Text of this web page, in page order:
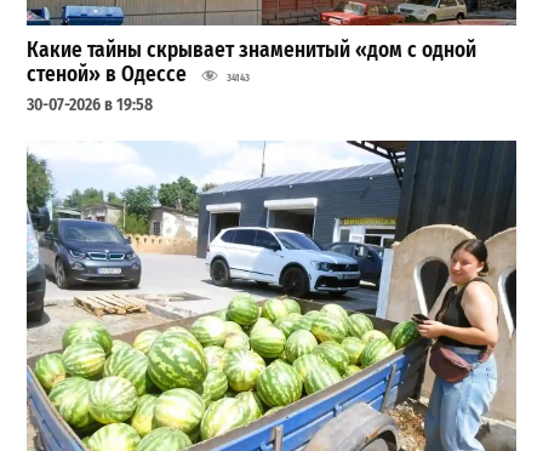
Какие тайны скрывает знаменитый «дом с одной
стеной» в Одессе
34143
30-07-2026 в 19:58